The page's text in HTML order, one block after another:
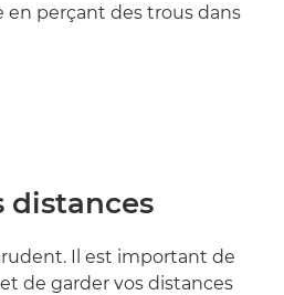
perçant des trous dans
distances
Il est important de
de garder vos distances